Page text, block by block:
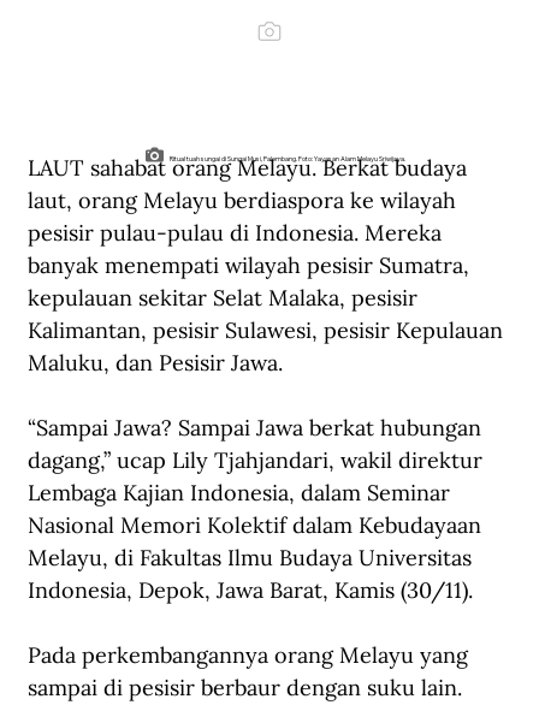
Ritual tuah sungai di Sungai Musi, Palembang. Foto: Yayasan Alam Melayu Sriwijaya.
LAUT sahabat orang Melayu. Berkat budaya
laut, orang Melayu berdiaspora ke wilayah
pesisir pulau-pulau di Indonesia. Mereka
banyak menempati wilayah pesisir Sumatra,
kepulauan sekitar Selat Malaka, pesisir
Kalimantan, pesisir Sulawesi, pesisir Kepulauan
Maluku, dan Pesisir Jawa.
“Sampai Jawa? Sampai Jawa berkat hubungan
dagang,” ucap Lily Tjahjandari, wakil direktur
Lembaga Kajian Indonesia, dalam Seminar
Nasional Memori Kolektif dalam Kebudayaan
Melayu, di Fakultas Ilmu Budaya Universitas
Indonesia, Depok, Jawa Barat, Kamis (30/11).
Pada perkembangannya orang Melayu yang
sampai di pesisir berbaur dengan suku lain.